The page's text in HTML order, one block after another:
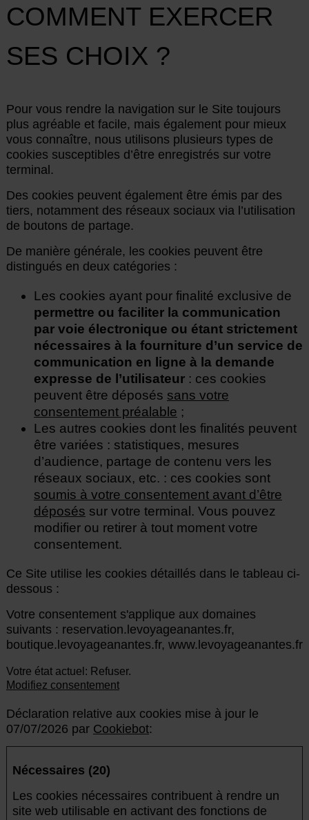
COMMENT EXERCER
SES CHOIX ?
Pour vous rendre la navigation sur le Site toujours
plus agréable et facile, mais également pour mieux
vous connaître, nous utilisons plusieurs types de
cookies susceptibles d’être enregistrés sur votre
terminal.
Des cookies peuvent également être émis par des
tiers, notamment des réseaux sociaux via l’utilisation
de boutons de partage.
De manière générale, les cookies peuvent être
distingués en deux catégories :
Les cookies ayant pour finalité exclusive de
permettre ou faciliter la communication
par voie électronique ou étant strictement
nécessaires à la fourniture d’un service de
communication en ligne à la demande
expresse de l’utilisateur: ces cookies
peuvent être déposés sans votre
consentement préalable ;
Les autres cookies dont les finalités peuvent
être variées : statistiques, mesures
d’audience, partage de contenu vers les
réseaux sociaux, etc. : ces cookies sont
soumis à votre consentement avant d’être
déposés sur votre terminal. Vous pouvez
modifier ou retirer à tout moment votre
consentement.
Ce Site utilise les cookies détaillés dans le tableau ci-
dessous :
Votre consentement s'applique aux domaines
suivants : reservation.levoyageanantes.fr,
boutique.levoyageanantes.fr, www.levoyageanantes.fr
Votre état ​​actuel: Refuser.
Modifiez consentement
Déclaration relative aux cookies mise à jour le
07/07/2026 par Cookiebot:
Nécessaires (20)
Les cookies nécessaires contribuent à rendre un
site web utilisable en activant des fonctions de